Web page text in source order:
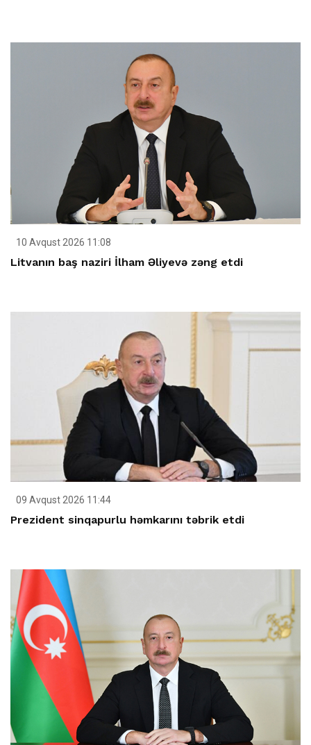
10 Avqust 2026 11:08
Litvanın baş naziri İlham Əliyevə zəng etdi
09 Avqust 2026 11:44
Prezident sinqapurlu həmkarını təbrik etdi